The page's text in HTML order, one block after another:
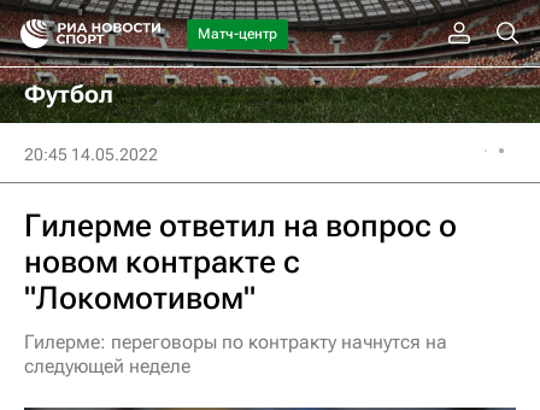
Матч-центр
Футбол
20:45 14.05.2022
Гилерме ответил на вопрос о
новом контракте с
"Локомотивом"
Гилерме: переговоры по контракту начнутся на
следующей неделе